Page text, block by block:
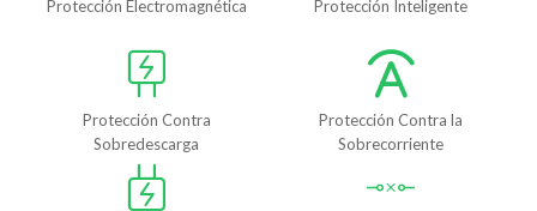
Protección Electromagnética Protección Inteligente
Protección Contra
Sobredescarga
Protección Contra la
Sobrecorriente